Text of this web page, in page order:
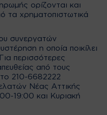
ορίζονται και
τα χρηματοπιστωτικά
συνεργατών
η οποία ποικίλει
περισσότερες
από τους
210-6682222
Νέας Αττικής
19:00 και Κυριακή